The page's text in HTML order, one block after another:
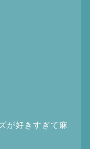
が好きすぎて麻